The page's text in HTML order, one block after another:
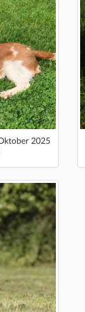
2025